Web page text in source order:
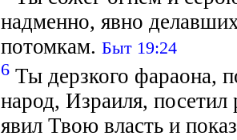
надменно, явно
потомкам. Быт 19:24
6Ты дерзкого фараона,
народ, Израиля,
явил Твою власть и